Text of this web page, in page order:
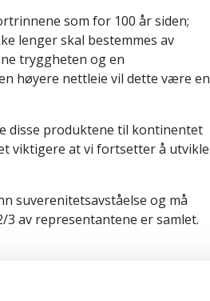
som for 100 år siden;
lenger skal bestemmes av
tryggheten og en
høyere nettleie vil dette være en
disse produktene til kontinentet
viktigere at vi fortsetter å utvikle
suverenitetsavståelse og må
av representantene er samlet.